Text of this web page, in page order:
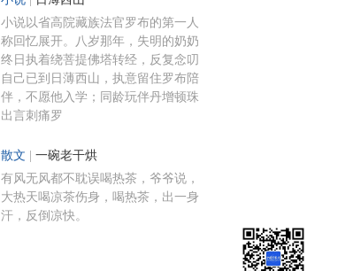
小说以省高院藏族法官罗布的第一人
称回忆展开。八岁那年，失明的奶奶
终日执着绕菩提佛塔转经，反复念叨
自己已到日薄西山，执意留住罗布陪
伴，不愿他入学；同龄玩伴丹增顿珠
出言刺痛罗
散文 一碗老干烘
有风无风都不耽误喝热茶，爷爷说，
大热天喝凉茶伤身，喝热茶，出一身
汗，反倒凉快。